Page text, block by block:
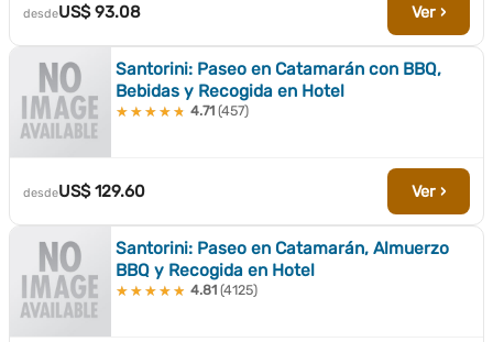
desdeUS$ 93.08 Ver ›
Santorini: Paseo en Catamarán con BBQ,
Bebidas y Recogida en Hotel
★★★★★
★★★★★ 4.71 (457)
desdeUS$ 129.60 Ver ›
Santorini: Paseo en Catamarán, Almuerzo
BBQ y Recogida en Hotel
★★★★★
★★★★★ 4.81 (4125)